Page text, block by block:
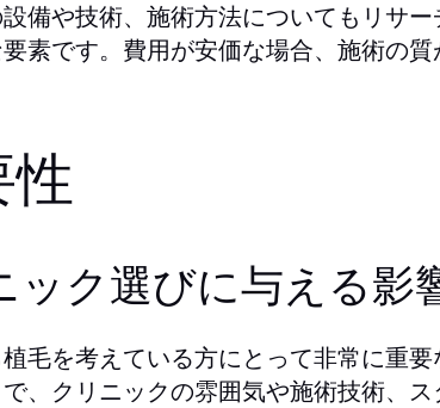
備や技術、施術方法についてもリサ
素です。費用が安価な場合、施術の
性
ック選びに与える影
毛を考えている方にとって非常に重
、クリニックの雰囲気や施術技術、